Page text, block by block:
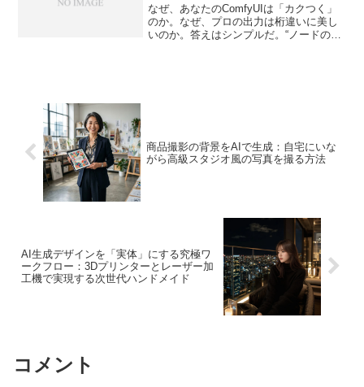
なぜ、あなたのComfyUIは「カクつく」
のか。なぜ、プロの出力は桁違いに美し
いのか。答えはシンプルだ。“ノードの秘
商品撮影の背景をAIで生成：自宅にいな
がら高級スタジオ風の写真を撮る方法
AI生成デザインを「実体」にする究極ワ
ークフロー：3Dプリンターとレーザー加
工機で実現する次世代ハンドメイド
コメント